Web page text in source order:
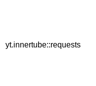
yt.innertube::requests